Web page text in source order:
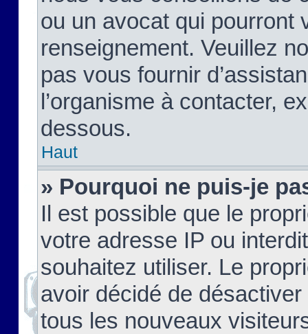
ou un avocat qui pourront
renseignement. Veuillez
pas vous fournir
l’organisme à contacter,
dessous.
Haut
» Pourquoi ne puis-je
Il est possible que le
votre adresse IP ou
souhaitez utiliser. Le
avoir décidé de
tous les nouveaux